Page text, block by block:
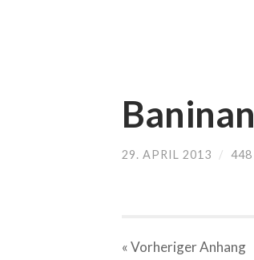
29. APRIL 2013 / 448
« VorherigerAnhang